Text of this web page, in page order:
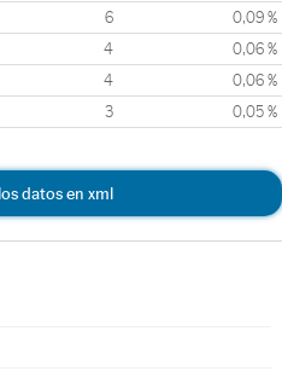
6 0,09 %
4 0,06 %
4 0,06 %
3 0,05 %
datos en xml